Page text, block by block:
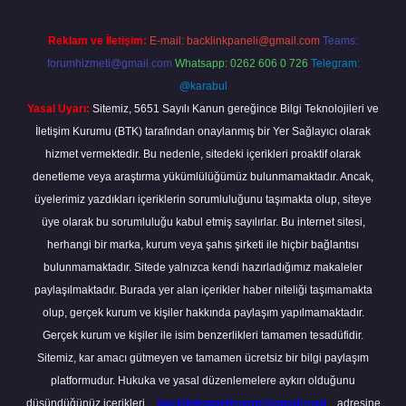
Reklam ve İletişim: E-mail: backlinkpaneli@gmail.com Teams:
forumhizmeti@gmail.com Whatsapp: 0262 606 0 726 Telegram:
@karabul
Yasal Uyarı: Sitemiz, 5651 Sayılı Kanun gereğince Bilgi Teknolojileri ve
İletişim Kurumu (BTK) tarafından onaylanmış bir Yer Sağlayıcı olarak
hizmet vermektedir. Bu nedenle, sitedeki içerikleri proaktif olarak
denetleme veya araştırma yükümlülüğümüz bulunmamaktadır. Ancak,
üyelerimiz yazdıkları içeriklerin sorumluluğunu taşımakta olup, siteye
üye olarak bu sorumluluğu kabul etmiş sayılırlar. Bu internet sitesi,
herhangi bir marka, kurum veya şahıs şirketi ile hiçbir bağlantısı
bulunmamaktadır. Sitede yalnızca kendi hazırladığımız makaleler
paylaşılmaktadır. Burada yer alan içerikler haber niteliği taşımamakta
olup, gerçek kurum ve kişiler hakkında paylaşım yapılmamaktadır.
Gerçek kurum ve kişiler ile isim benzerlikleri tamamen tesadüfidir.
Sitemiz, kar amacı gütmeyen ve tamamen ücretsiz bir bilgi paylaşım
platformudur. Hukuka ve yasal düzenlemelere aykırı olduğunu
düşündüğünüz içerikleri,
backlinkpanelicomtr@gmail.com adresine